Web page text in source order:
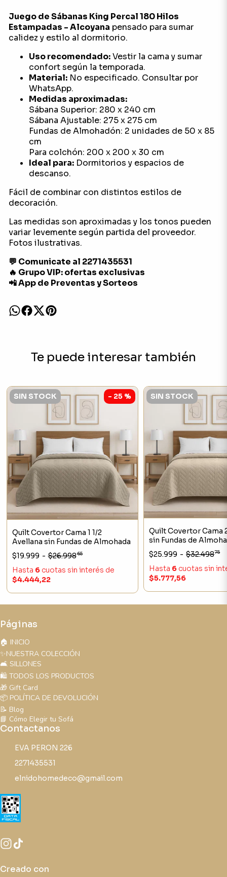
Juego de Sábanas King Percal 180 Hilos
Estampadas - Alcoyana pensado para sumar
calidez y estilo al dormitorio.
Uso recomendado:Vestir la cama y sumar
confort según la temporada.
Material:No especificado. Consultar por
WhatsApp.
Medidas aproximadas:
Sábana Superior: 280 x 240 cm
Sábana Ajustable: 275 x 275 cm
Fundas de Almohadón: 2 unidades de 50 x 85
cm
Para colchón: 200 x 200 x 30 cm
Ideal para:Dormitorios y espacios de
descanso.
Fácil de combinar con distintos estilos de
decoración.
Las medidas son aproximadas y los tonos pueden
variar levemente según partida del proveedor.
Fotos ilustrativas.
💬 Comunicate al 2271435531
🔥 Grupo VIP: ofertas exclusivas
📲 App de Preventas y Sorteos
Te puede interesar también
SIN STOCK - 25 %
Quilt Covertor Cama 1 1/2
Avellana sin Fundas de Almohada
$19.999 - $26.99865
Hasta 6cuotas sin interés de
$4.444,22
SIN STOCK
Quilt Covertor Cama
sin Fundas de
$25.999 - $32.49875
Hasta 6 cuotas sin
$5.777,56
Páginas
🏠 INICIO
✨NUESTRA COLECCIÓN
🛋️ SILLONES
🛍️ TODOS LOS PRODUCTOS
🎁 Gift Card
📦 POLÍTICA DE DEVOLUCIÓN
📝 Blog
📘 Cómo Elegir tu Sofá
Contactanos
EVA PERON 226
2271435531
elnidohomedeco@gmail.com
Creado con